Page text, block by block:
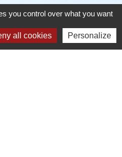
- FRANCE
uniquement en
you control over what you want
all cookies Personalize